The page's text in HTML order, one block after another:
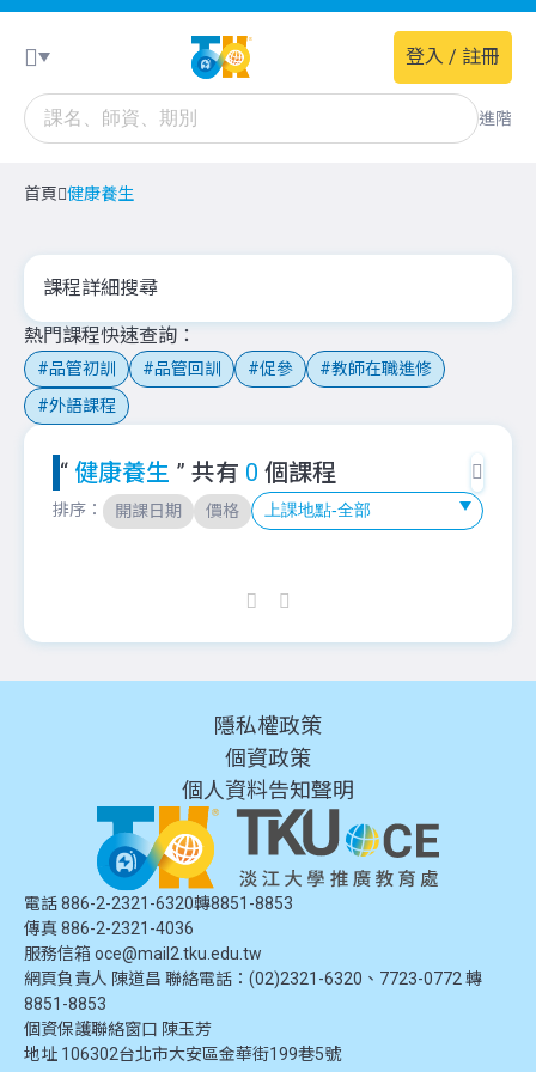
進階
登入 / 註冊
首頁 健康養生
課程詳細搜尋
熱門課程快速查詢
品管初訓 品管回訓 促參
教師在職進修
外語課程
“ 健康養生 ” 共有 0 個課程
排序： 開課日期 價格
隱私權政策
個資政策
個人資料告知聲明
電話 886-2-2321-6320轉8851-8853
傳真 886-2-2321-4036
服務信箱 oce@mail2.tku.edu.tw
網頁負責人 陳道昌 聯絡電話：(02)2321-6320、7723-0772 轉
8851-8853
個資保護聯絡窗口 陳玉芳
地址 106302台北市大安區金華街199巷5號